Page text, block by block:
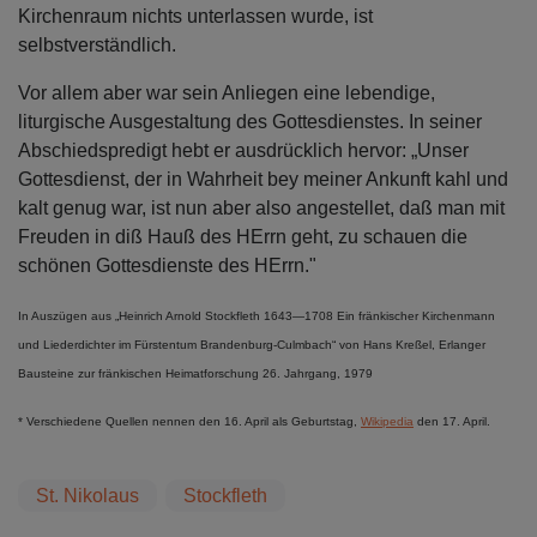
Kirchenraum nichts unterlassen wurde, ist
selbstverständlich.
Vor allem aber war sein Anliegen eine lebendige,
liturgische Ausgestaltung des Gottesdienstes. In seiner
Abschiedspredigt hebt er ausdrücklich hervor: „Unser
Gottesdienst, der in Wahrheit bey meiner Ankunft kahl und
kalt genug war, ist nun aber also angestellet, daß man mit
Freuden in diß Hauß des HErrn geht, zu schauen die
schönen Gottesdienste des HErrn."
In Auszügen aus „Heinrich Arnold Stockfleth 1643—1708 Ein fränkischer Kirchenmann
und Liederdichter im Fürstentum Brandenburg-Culmbach“ von Hans Kreßel, Erlanger
Bausteine zur fränkischen Heimatforschung 26. Jahrgang, 1979
* Verschiedene Quellen nennen den 16. April als Geburtstag, Wikipedia den 17. April.
St. Nikolaus Stockfleth